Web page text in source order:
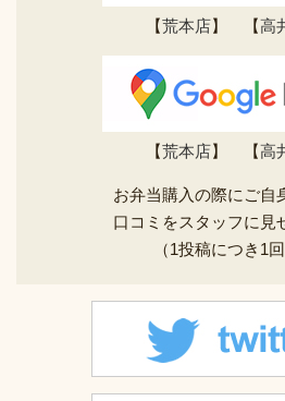
【荒本店】 【高
【荒本店】 【高
お弁当購入の際にご自
口コミをスタッフに見
（1投稿につき1回